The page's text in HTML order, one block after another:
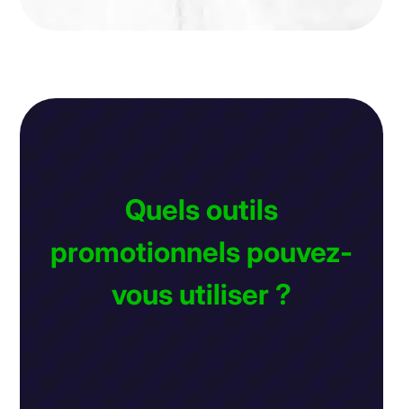
Quels outils
promotionnels pouvez-
vous utiliser ?